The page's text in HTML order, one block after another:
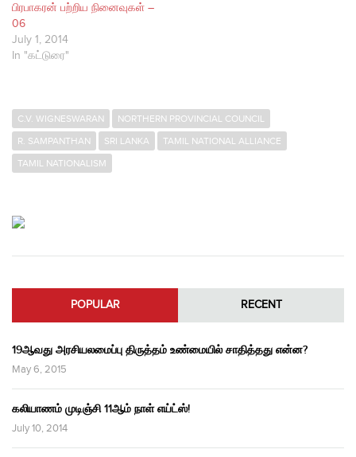
பிரபாகரன் பற்றிய நினைவுகள் –
06
July 1, 2014
In "கட்டுரை"
C.V. WIGNESWARAN
NORTHERN PROVINCIAL COUNCIL
R. SAMPANTHAN
SRI LANKA
TAMIL NATIONAL ALLIANCE
TAMIL NATIONALISM
POPULAR RECENT
19ஆவது அரசியலமைப்பு திருத்தம் உண்மையில் சாதித்தது என்ன?
May 6, 2015
கலியாணம் முடிஞ்சி 11ஆம் நாள் எய்ட்ஸ்!
July 10, 2014